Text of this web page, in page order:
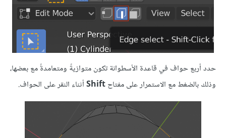
حدد أربع حواف في قاعدة الأسطوانة تكون متوازيةً ومتعامدةً مع بعضها،
وذلك بالضغط مع الاستمرار على مفتاحShiftأثناء النقر على الحواف.